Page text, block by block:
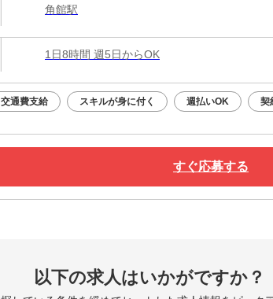
角館駅
1日8時間 週5日からOK
交通費支給 スキルが身に付く 週払いOK 契
すぐ応募する
以下の求人はいかがですか？